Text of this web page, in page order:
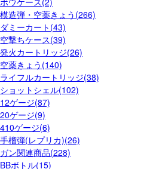
模造弾・空薬きょう(266)
ダミーカート(43)
空撃ちケース(39)
発火カートリッジ(26)
空薬きょう(140)
ライフルカートリッジ(38)
ショットシェル(102)
12ゲージ(87)
20ゲージ(9)
410ゲージ(6)
手榴弾(レプリカ)(26)
ガン関連商品(228)
BBボトル(15)